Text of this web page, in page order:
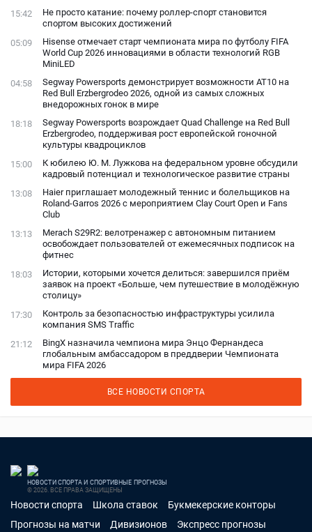
15:42
Не просто катание: почему роллер-спорт становится
спортом высоких достижений
05:09
Hisense отмечает старт чемпионата мира по футболу FIFA
World Cup 2026 инновациями в области технологий RGB
MiniLED
04:58
Segway Powersports демонстрирует возможности AT10 на
Red Bull Erzbergrodeo 2026, одной из самых сложных
внедорожных гонок в мире
18:18
Segway Powersports возрождает Quad Challenge на Red Bull
Erzbergrodeo, поддерживая рост европейской гоночной
культуры квадроциклов
15:00
К юбилею Ю. М. Лужкова на федеральном уровне обсудили
кадровый потенциал и технологическое развитие страны
13:08
Haier приглашает молодежный теннис и болельщиков на
Roland-Garros 2026 с мероприятием Clay Court Open и Fans
Club
13:13
Merach S29R2: велотренажер с автономным питанием
освобождает пользователей от ежемесячных подписок на
фитнес
18:03
Истории, которыми хочется делиться: завершился приём
заявок на проект «Больше, чем путешествие в молодёжную
столицу»
17:30
Контроль за безопасностью инфраструктуры усилила
компания SMS Traffic
21:12
BingX назначила чемпиона мира Энцо Фернандеса
глобальным амбассадором в преддверии Чемпионата
мира FIFA 2026
ВСЕ НОВОСТИ СПОРТА
НОВОСТИ СПОРТА И СПОРТИВНЫЕ ПРОГНОЗЫ
© 2026. ВСЕ ПРАВА ЗАЩИЩЕНЫ
Новости спорта Школа ставок
Букмекерские конторы
Прогнозы на матчи
Дивизионов Экспресс прогнозы